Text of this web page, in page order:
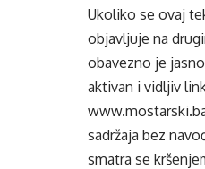
Ukoliko se ovaj
objavljuje na
obavezno je
aktivan i vidljiv
sadržaja bez
smatra se